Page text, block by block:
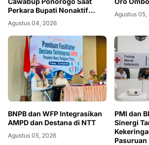
Perkara Bupati Nonaktif
Belum Inkrah
Agustus 04, 2026
Agustus 05,
BNPB dan WFP Integrasikan
AMPD dan Destana di NTT
Agustus 05, 2026
PMI dan
Sinergi
Pasuruan